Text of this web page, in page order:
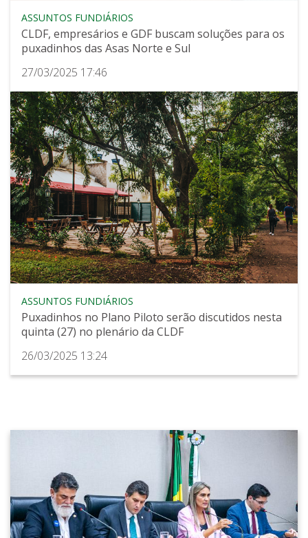
ASSUNTOS FUNDIÁRIOS
CLDF, empresários e GDF buscam soluções para os
puxadinhos das Asas Norte e Sul
27/03/2025 17:46
ASSUNTOS FUNDIÁRIOS
Puxadinhos no Plano Piloto serão discutidos nesta
quinta (27) no plenário da CLDF
26/03/2025 13:24